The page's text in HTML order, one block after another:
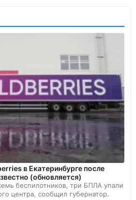
в Екатеринбурге после
(обновляется)
беспилотников, три БПЛА упали
центра, сообщил губернатор.